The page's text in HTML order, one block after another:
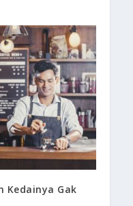
Kedainya Gak